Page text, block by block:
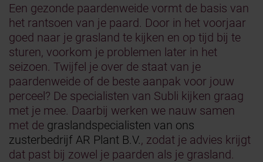
Een gezonde paardenweide vormt de basis van
het rantsoen van je paard. Door in het voorjaar
goed naar je grasland te kijken en op tijd bij te
sturen, voorkom je problemen later in het
seizoen. Twijfel je over de staat van je
paardenweide of de beste aanpak voor jouw
perceel? De specialisten van Subli kijken graag
met je mee. Daarbij werken we nauw samen
met de graslandspecialisten van ons
zusterbedrijf AR Plant B.V., zodat je advies krijgt
dat past bij zowel je paarden als je grasland.